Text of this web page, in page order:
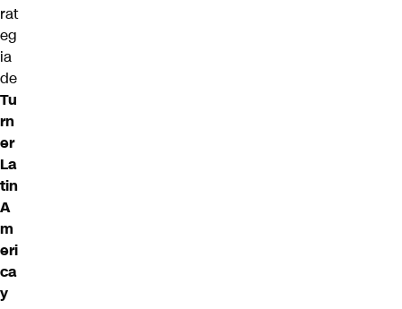
rat
eg
ia
de
Tu
rn
er
La
tin
A
m
eri
ca
y